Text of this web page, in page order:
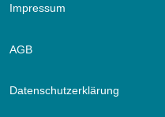
Impressum
AGB
Datenschutzerklärung